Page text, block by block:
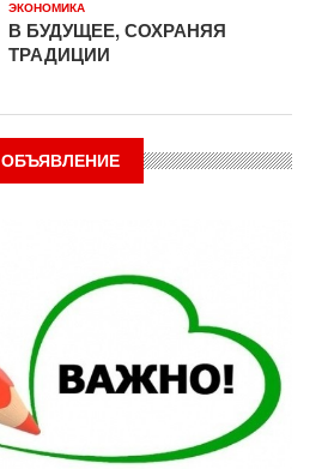
ЭКОНОМИКА
В БУДУЩЕЕ, СОХРАНЯЯ
ТРАДИЦИИ
ОБЪЯВЛЕНИЕ